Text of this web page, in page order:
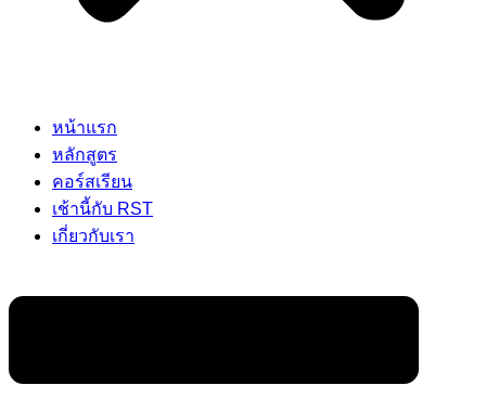
หน้าแรก
หลักสูตร
คอร์สเรียน
เช้านี้กับ RST
เกี่ยวกับเรา